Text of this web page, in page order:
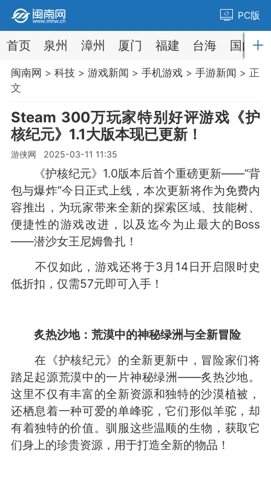
PC版
首页 泉州 漳州 厦门 福建 台海 国内
闽南网 > 科技 > 游戏新闻 > 手机游戏> 手游新闻 > 正
文
Steam 300万玩家特别好评游戏《护
核纪元》1.1大版本现已更新！
游侠网 2025-03-11 11:35
《护核纪元》1.0版本后首个重磅更新——“背
包与爆炸”今日正式上线，本次更新将作为免费内
容推出，为玩家带来全新的探索区域、技能树、
便捷性的游戏改进，以及迄今为止最大的Boss
——潜沙女王尼姆鲁扎！
不仅如此，游戏还将于3月14日开启限时史
低折扣，仅需57元即可入手！
炙热沙地：荒漠中的神秘绿洲与全新冒险
在《护核纪元》的全新更新中，冒险家们将
踏足起源荒漠中的一片神秘绿洲——炙热沙地。
这里不仅有丰富的全新资源和独特的沙漠植被，
还栖息着一种可爱的单峰驼，它们形似羊驼，却
有着独特的价值。驯服这些温顺的生物，获取它
们身上的珍贵资源，用于打造全新的物品！